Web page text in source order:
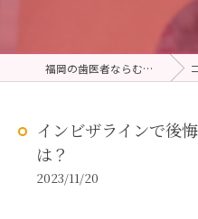
福岡の歯医者ならむらつ歯科クリニック コ
インビザラインで後
は？
2023/11/20